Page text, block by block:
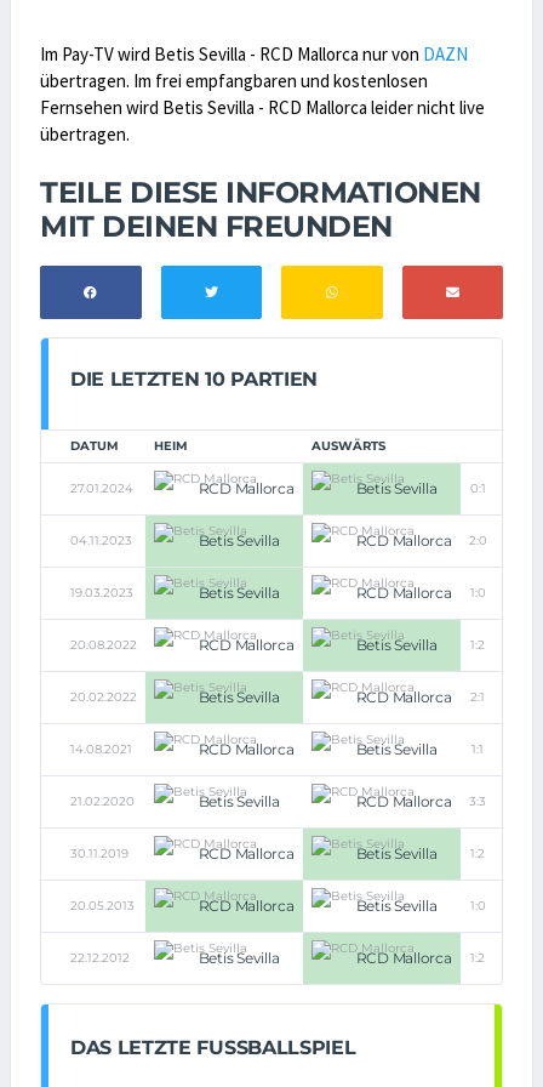
Im Pay-TV wird Betis Sevilla - RCD Mallorca nur von DAZN
übertragen. Im frei empfangbaren und kostenlosen
Fernsehen wird Betis Sevilla - RCD Mallorca leider nicht live
übertragen.
TEILE DIESE INFORMATIONEN
MIT DEINEN FREUNDEN
DIE LETZTEN 10 PARTIEN
DATUM HEIM AUSWÄRTS
27.01.2024 RCD Mallorca Betis Sevilla 0:1
04.11.2023 Betis Sevilla RCD Mallorca 2:0
19.03.2023 Betis Sevilla RCD Mallorca 1:0
20.08.2022 RCD Mallorca Betis Sevilla 1:2
20.02.2022 Betis Sevilla RCD Mallorca 2:1
14.08.2021 RCD Mallorca Betis Sevilla 1:1
21.02.2020 Betis Sevilla RCD Mallorca 3:3
30.11.2019 RCD Mallorca Betis Sevilla 1:2
20.05.2013 RCD Mallorca Betis Sevilla 1:0
22.12.2012 Betis Sevilla RCD Mallorca 1:2
DAS LETZTE FUSSBALLSPIEL